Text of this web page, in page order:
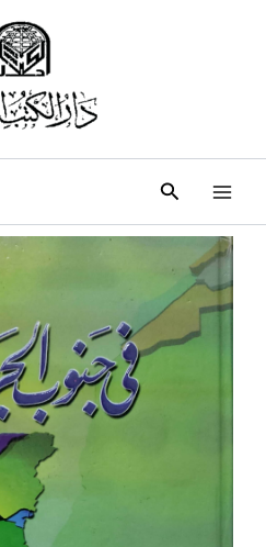
البحث
كمية
جنوب
الجزيره
العربيه